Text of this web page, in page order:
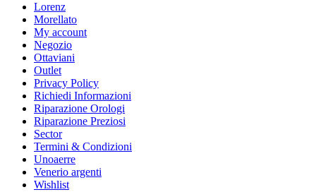
Lorenz
Morellato
My account
Negozio
Ottaviani
Outlet
Privacy Policy
Richiedi Informazioni
Riparazione Orologi
Riparazione Preziosi
Sector
Termini & Condizioni
Unoaerre
Venerio argenti
Wishlist